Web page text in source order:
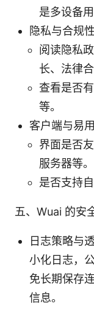
是多设备
隐私与合规性
阅读隐私
长、法律合
查看是否
等。
客户端与易用
界面是否
服务器等。
是否支持
五、Wuai 的安
日志策略与
小化日志，
免长期保存
信息。